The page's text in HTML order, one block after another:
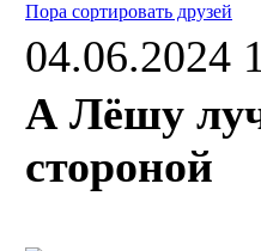
Пора сортировать друзей
04.06.2024
А Лёшу
стороной